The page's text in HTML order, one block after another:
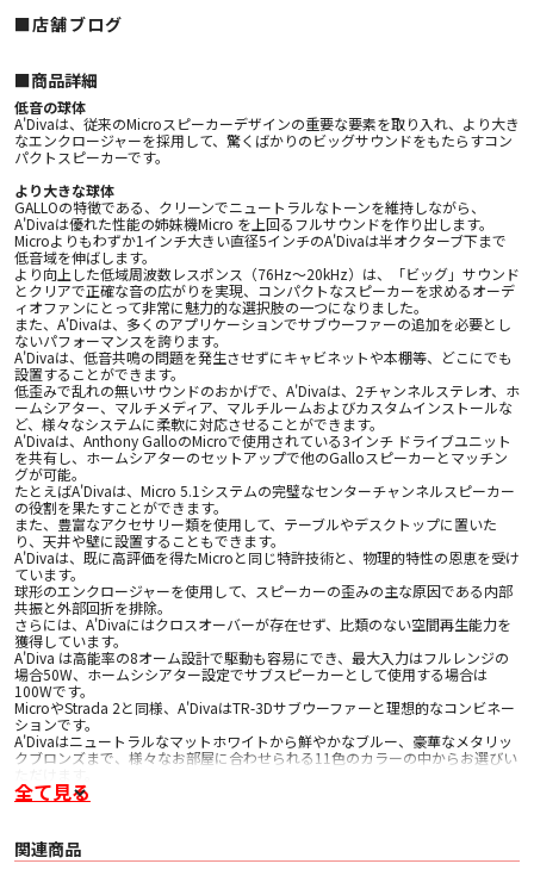
■店舗ブログ
■︎商品詳細
低音の球体
A'Divaは、従来のMicroスピーカーデザインの重要な要素を取り入れ、より大き
なエンクロージャーを採用して、驚くばかりのビッグサウンドをもたらすコン
パクトスピーカーです。
より大きな球体
GALLOの特徴である、クリーンでニュートラルなトーンを維持しながら、
A'Divaは優れた性能の姉妹機Micro を上回るフルサウンドを作り出します。
Microよりもわずか1インチ大きい直径5インチのA'Divaは半オクターブ下まで
低音域を伸ばします。
より向上した低域周波数レスポンス（76Hz〜20kHz）は、「ビッグ」サウンド
とクリアで正確な音の広がりを実現、コンパクトなスピーカーを求めるオーデ
ィオファンにとって非常に魅力的な選択肢の一つになりました。
また、A'Divaは、多くのアプリケーションでサブウーファーの追加を必要とし
ないパフォーマンスを誇ります。
A'Divaは、低音共鳴の問題を発生させずにキャビネットや本棚等、どこにでも
設置することができます。
低歪みで乱れの無いサウンドのおかげで、A'Divaは、2チャンネルステレオ、ホ
ームシアター、マルチメディア、マルチルームおよびカスタムインストールな
ど、様々なシステムに柔軟に対応させることができます。
A'Divaは、Anthony GalloのMicroで使用されている3インチ ドライブユニット
を共有し、ホームシアターのセットアップで他のGalloスピーカーとマッチン
グが可能。
たとえばA'Divaは、Micro 5.1システムの完璧なセンターチャンネルスピーカー
の役割を果たすことができます。
また、豊富なアクセサリー類を使用して、テーブルやデスクトップに置いた
り、天井や壁に設置することもできます。
A'Divaは、既に高評価を得たMicroと同じ特許技術と、物理的特性の恩恵を受け
ています。
球形のエンクロージャーを使用して、スピーカーの歪みの主な原因である内部
共振と外部回折を排除。
さらには、A'Divaにはクロスオーバーが存在せず、比類のない空間再生能力を
獲得しています。
A'Diva は高能率の8オーム設計で駆動も容易にでき、最大入力はフルレンジの
場合50W、ホームシシアター設定でサブスピーカーとして使用する場合は
100Wです。
MicroやStrada 2と同様、A'DivaはTR-3Dサブウーファーと理想的なコンビネー
ションです。
A'Divaはニュートラルなマットホワイトから鮮やかなブルー、豪華なメタリッ
クブロンズまで、様々なお部屋に合わせられる11色のカラーの中からお選びい
各A'Divaスピーカーには、音響を考慮しながらテーブルや棚に簡単に配置でき
るように設計された直置き用のシリコンゴム製リングが付属しています。
なり、標準サイズのバナナプラグで接続可能です。
裸線の場合、直径4mmまでのスピーカーケーブルが使用できます
全て見る
関連商品